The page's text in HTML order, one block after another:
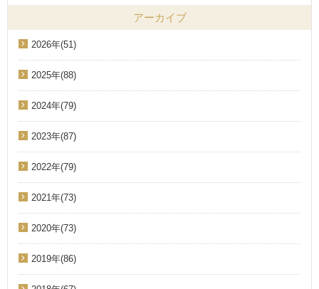
アーカイブ
2026年(51)
2025年(88)
2024年(79)
2023年(87)
2022年(79)
2021年(73)
2020年(73)
2019年(86)